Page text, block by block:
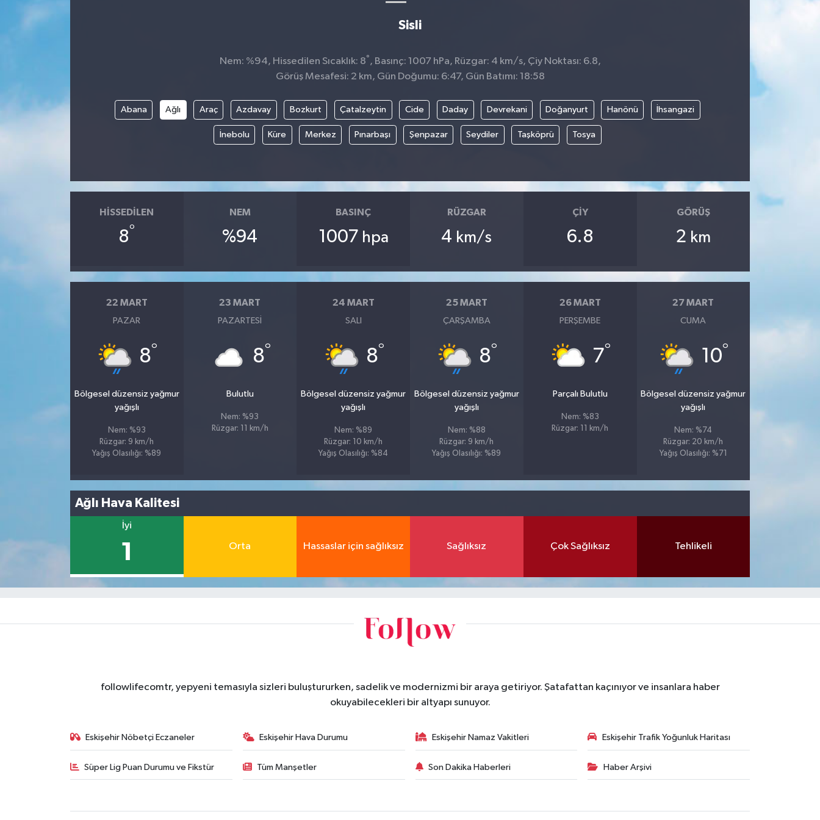
Sisli
Nem: %94, Hissedilen Sıcaklık: 8° , Basınç: 1007 hPa, Rüzgar: 4 km/s, Çiy Noktası: 6.8,
Görüş Mesafesi: 2 km, Gün Doğumu: 6:47, Gün Batımı: 18:58
Abana Ağlı Araç Azdavay Bozkurt Çatalzeytin Cide Daday Devrekani Doğanyurt Hanönü İhsangazi
İnebolu Küre Merkez Pınarbaşı Şenpazar Seydiler Taşköprü Tosya
HISSEDILEN
8°
NEM
%94
BASINÇ
1007 hpa
RÜZGAR
4 km/s
ÇIY
6.8
GÖRÜŞ
2 km
22 MART
PAZAR
8°
Bölgesel düzensiz yağmur
yağışlı
Nem: %93
Rüzgar: 9 km/h
Yağış Olasılığı: %89
23 MART
PAZARTESI
8°
Bulutlu
Nem: %93
Rüzgar: 11 km/h
24 MART
SALI
8°
Bölgesel düzensiz yağmur
yağışlı
Nem: %89
Rüzgar: 10 km/h
Yağış Olasılığı: %84
25 MART
ÇARŞAMBA
8°
Bölgesel düzensiz yağmur
yağışlı
Nem: %88
Rüzgar: 9 km/h
Yağış Olasılığı: %89
26 MART
PERŞEMBE
7°
Parçalı Bulutlu
Nem: %83
Rüzgar: 11 km/h
27 MART
CUMA
10°
Bölgesel düzensiz yağmur
yağışlı
Nem: %74
Rüzgar: 20 km/h
Yağış Olasılığı: %71
Ağlı Hava Kalitesi
İyi
1 Orta Hassaslar için sağlıksız Sağlıksız Çok Sağlıksız Tehlikeli
followlifecomtr, yepyeni temasıyla sizleri buluştururken, sadelik ve modernizmi bir araya getiriyor. Şatafattan kaçınıyor ve insanlara haber
okuyabilecekleri bir altyapı sunuyor.
Eskişehir Nöbetçi Eczaneler Eskişehir Hava Durumu Eskişehir Namaz Vakitleri Eskişehir Trafik Yoğunluk Haritası
Süper Lig Puan Durumu ve Fikstür Tüm Manşetler Son Dakika Haberleri Haber Arşivi